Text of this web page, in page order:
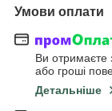
Умови оплати
Ви отримаєте
або гроші
Детальніше